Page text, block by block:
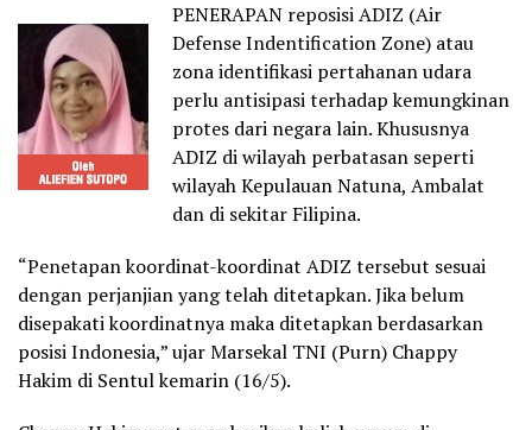
PENERAPAN reposisi ADIZ (Air
Defense Indentification Zone) atau
zona identifikasi pertahanan udara
perlu antisipasi terhadap kemungkinan
protes dari negara lain. Khususnya
ADIZ di wilayah perbatasan seperti
wilayah Kepulauan Natuna, Ambalat
dan di sekitar Filipina.
“Penetapan koordinat-koordinat ADIZ tersebut sesuai
dengan perjanjian yang telah ditetapkan. Jika belum
disepakati koordinatnya maka ditetapkan berdasarkan
posisi Indonesia,” ujar Marsekal TNI (Purn) Chappy
Hakim di Sentul kemarin (16/5).